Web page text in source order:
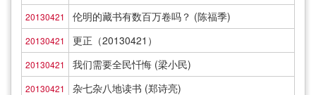
20130421 伦明的藏书有数百万卷吗？ (陈福季)
20130421 更正（20130421）
20130421 我们需要全民忏悔 (梁小民)
20130421 杂七杂八地读书 (郑诗亮)